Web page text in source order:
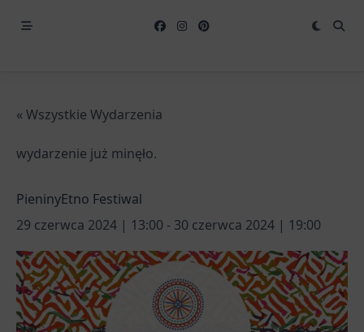
« Wszystkie Wydarzenia
wydarzenie już minęło.
PieninyEtno Festiwal
29 czerwca 2024 | 13:00 - 30 czerwca 2024 | 19:00